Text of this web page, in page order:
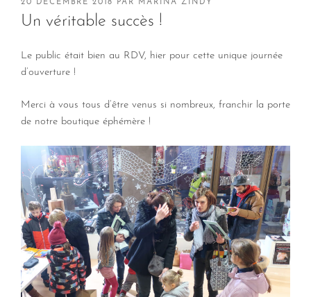
LE
20 DÉCEMBRE 2018 PAR MARINA ZINDY
Un véritable succès !
Le public était bien au RDV, hier pour cette unique journée
d’ouverture !
Merci à vous tous d’être venus si nombreux, franchir la porte
de notre boutique éphémère !